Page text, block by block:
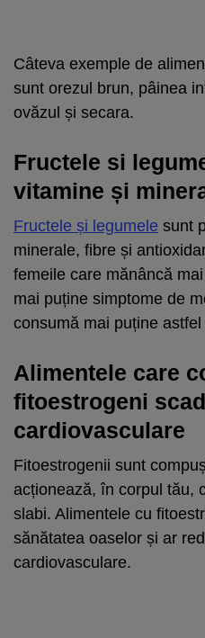
Câteva exemple de
sunt orezul brun, pâinea
ovăzul și secara.
Fructele si
vitamine și
Fructele și legumele sunt
minerale, fibre și
femeile care mănâncă
mai puține simptome de
consumă mai puține
Alimentele care
fitoestrogeni
cardiovasculare
Fitoestrogenii sunt
acționează, în corpul tău,
slabi. Alimentele cu
sănătatea oaselor și ar
cardiovasculare.